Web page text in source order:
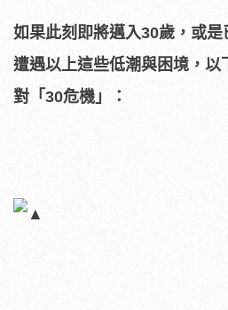
如果此刻即將邁入30歲，或
遭遇以上這些低潮與困境，以
對「30危機」：